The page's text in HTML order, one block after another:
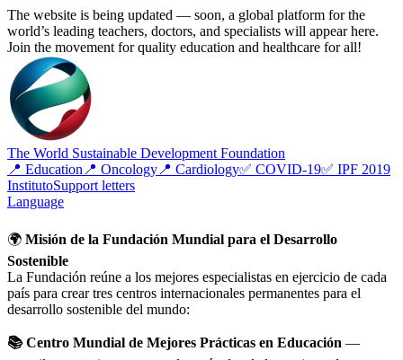
The website is being updated — soon, a global platform for the
world’s leading teachers, doctors, and specialists will appear here.
Join the movement for quality education and healthcare for all!
The World Sustainable Development Foundation
📍 Education 📍 Oncology 📍 Cardiology✅ COVID-19✅ IPF 2019
InstitutoSupport letters
Language
🌍 Misión de la Fundación Mundial para el Desarrollo
Sostenible
La Fundación reúne a los mejores especialistas en ejercicio de cada
país para crear tres centros internacionales permanentes para el
desarrollo sostenible del mundo:
📚 Centro Mundial de Mejores Prácticas en Educación —